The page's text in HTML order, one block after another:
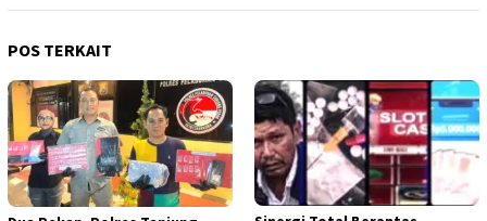
POS TERKAIT